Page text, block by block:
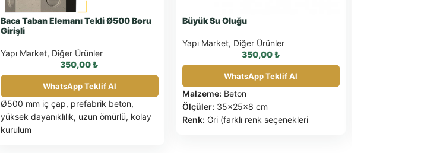
Baca Taban Elemanı Tekli Ø500 Boru
Girişli
Yapı Market, Diğer Ürünler
350,00₺
WhatsApp Teklif Al
Ø500 mm iç çap, prefabrik beton,
yüksek dayanıklılık, uzun ömürlü, kolay
kurulum
Büyük Su Oluğu
Yapı Market, Diğer Ürünler
350,00₺
WhatsApp Teklif Al
Malzeme: Beton
Ölçüler: 35x25x8 cm
Renk: Gri (farklı renk seçenekleri